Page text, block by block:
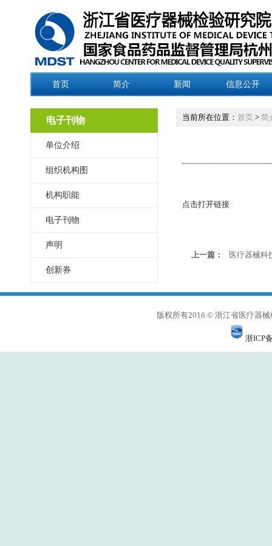
首页 简介 新闻 信息公开
电子刊物
单位介绍
组织机构图
机构职能
电子刊物
声明
创新券
当前所在位置： 首页 > 简
点击打开链接
上一篇： 医疗器械科
版权所有2016 © 浙江省医疗器
浙ICP